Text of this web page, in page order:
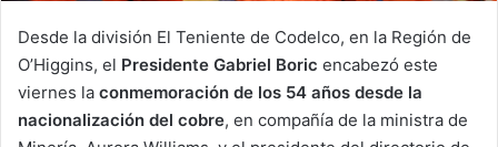
Desde la división El Teniente de Codelco, en la Región de
O’Higgins, el Presidente Gabriel Boric encabezó este
viernes la conmemoración de los 54 años desde la
nacionalización del cobre, en compañía de la ministra de